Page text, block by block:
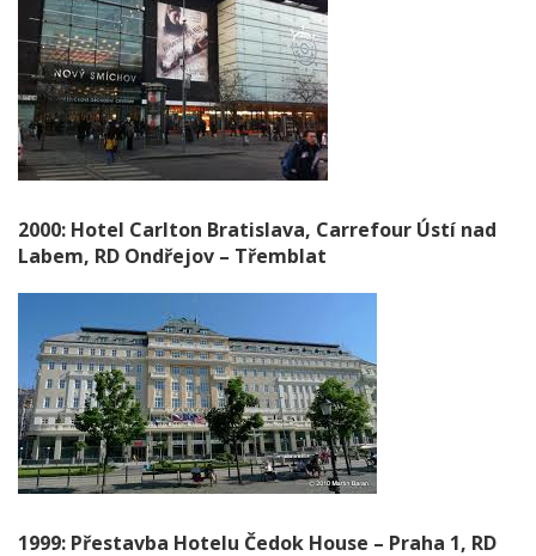
2000: Hotel Carlton Bratislava, Carrefour Ústí nad
Labem, RD Ondřejov – Třemblat
1999: Přestavba Hotelu Čedok House – Praha 1, RD